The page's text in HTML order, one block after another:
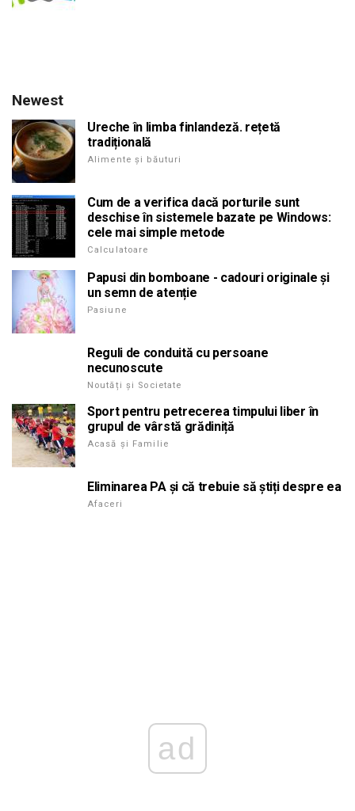
Newest
Ureche în limba finlandeză. rețetă
tradițională
Alimente și băuturi
Cum de a verifica dacă porturile sunt
deschise în sistemele bazate pe Windows:
cele mai simple metode
Calculatoare
Papusi din bomboane - cadouri originale și
un semn de atenție
Pasiune
Reguli de conduită cu persoane
necunoscute
Noutăți și Societate
Sport pentru petrecerea timpului liber în
grupul de vârstă grădiniță
Acasă și Familie
Eliminarea PA și că trebuie să știți despre ea
Afaceri
ad